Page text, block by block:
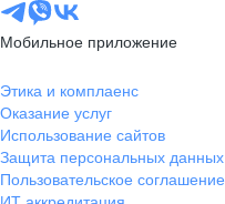
Мобильное приложение
Этика и комплаенс
Оказание услуг
Использование сайтов
Защита персональных данных
Пользовательское соглашение